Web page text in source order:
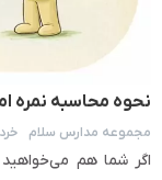
چگونه حساب
مجموعه مدارس سلام خرداد
اگر شما هم